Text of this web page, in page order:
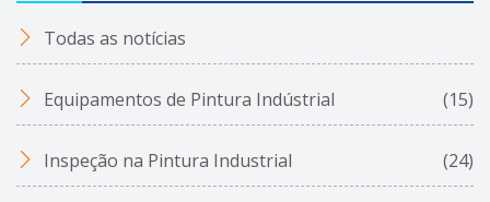
Todas as notícias
Equipamentos de Pintura Indústrial (15)
Inspeção na Pintura Industrial (24)